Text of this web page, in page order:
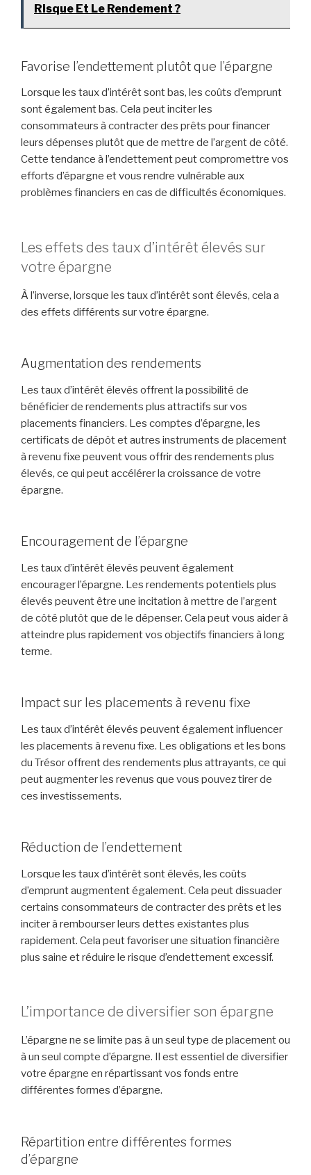
Risque Et Le Rendement ?
Favorise l’endettement plutôt que l’épargne
Lorsque les taux d’intérêt sont bas, les coûts d’emprunt
sont également bas. Cela peut inciter les
consommateurs à contracter des prêts pour financer
leurs dépenses plutôt que de mettre de l’argent de côté.
Cette tendance à l’endettement peut compromettre vos
efforts d’épargne et vous rendre vulnérable aux
problèmes financiers en cas de difficultés économiques.
Les effets des taux d’intérêt élevés sur
votre épargne
À l’inverse, lorsque les taux d’intérêt sont élevés, cela a
des effets différents sur votre épargne.
Augmentation des rendements
Les taux d’intérêt élevés offrent la possibilité de
bénéficier de rendements plus attractifs sur vos
placements financiers. Les comptes d’épargne, les
certificats de dépôt et autres instruments de placement
à revenu fixe peuvent vous offrir des rendements plus
élevés, ce qui peut accélérer la croissance de votre
épargne.
Encouragement de l’épargne
Les taux d’intérêt élevés peuvent également
encourager l’épargne. Les rendements potentiels plus
élevés peuvent être une incitation à mettre de l’argent
de côté plutôt que de le dépenser. Cela peut vous aider à
atteindre plus rapidement vos objectifs financiers à long
terme.
Impact sur les placements à revenu fixe
Les taux d’intérêt élevés peuvent également influencer
les placements à revenu fixe. Les obligations et les bons
du Trésor offrent des rendements plus attrayants, ce qui
peut augmenter les revenus que vous pouvez tirer de
ces investissements.
Réduction de l’endettement
Lorsque les taux d’intérêt sont élevés, les coûts
d’emprunt augmentent également. Cela peut dissuader
certains consommateurs de contracter des prêts et les
inciter à rembourser leurs dettes existantes plus
rapidement. Cela peut favoriser une situation financière
plus saine et réduire le risque d’endettement excessif.
L’importance de diversifier son épargne
L’épargne ne se limite pas à un seul type de placement ou
à un seul compte d’épargne. Il est essentiel de diversifier
votre épargne en répartissant vos fonds entre
différentes formes d’épargne.
Répartition entre différentes formes
d’épargne